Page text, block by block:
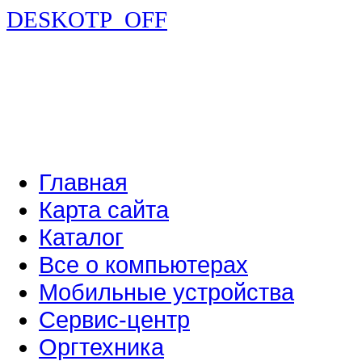
DESKOTP_OFF
Главная
Карта сайта
Каталог
Все о компьютерах
Мобильные устройства
Сервис-центр
Оргтехника